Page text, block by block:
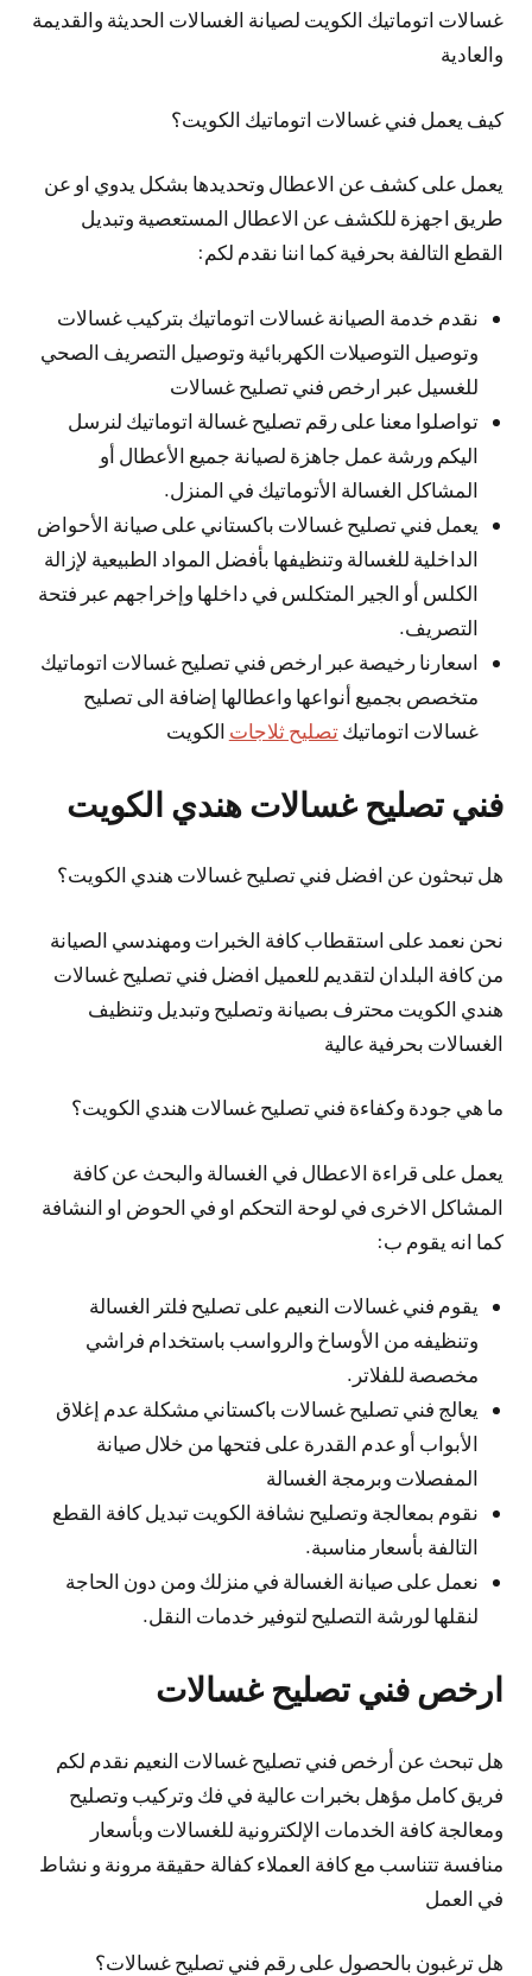
غسالات اتوماتيك الكويت لصيانة الغسالات الحديثة والقديمة
والعادية
كيف يعمل فني غسالات اتوماتيك الكويت؟
يعمل على كشف عن الاعطال وتحديدها بشكل يدوي او عن
طريق اجهزة للكشف عن الاعطال المستعصية وتبديل
القطع التالفة بحرفية كما اننا نقدم لكم:
نقدم خدمة الصيانة غسالات اتوماتيك بتركيب غسالات
وتوصيل التوصيلات الكهربائية وتوصيل التصريف الصحي
للغسيل عبر ارخص فني تصليح غسالات
تواصلوا معنا على رقم تصليح غسالة اتوماتيك لنرسل
اليكم ورشة عمل جاهزة لصيانة جميع الأعطال أو
المشاكل الغسالة الأتوماتيك في المنزل.
يعمل فني تصليح غسالات باكستاني على صيانة الأحواض
الداخلية للغسالة وتنظيفها بأفضل المواد الطبيعية لإزالة
الكلس أو الجير المتكلس في داخلها وإخراجهم عبر فتحة
التصريف.
اسعارنا رخيصة عبر ارخص فني تصليح غسالات اتوماتيك
متخصص بجميع أنواعها واعطالها إضافة الى تصليح
غسالات اتوماتيكتصليح ثلاجات الكويت
فني تصليح غسالات هندي الكويت
هل تبحثون عن افضل فني تصليح غسالات هندي الكويت؟
نحن نعمد على استقطاب كافة الخبرات ومهندسي الصيانة
من كافة البلدان لتقديم للعميل افضل فني تصليح غسالات
هندي الكويت محترف بصيانة وتصليح وتبديل وتنظيف
الغسالات بحرفية عالية
ما هي جودة وكفاءة فني تصليح غسالات هندي الكويت؟
يعمل على قراءة الاعطال في الغسالة والبحث عن كافة
المشاكل الاخرى في لوحة التحكم او في الحوض او النشافة
كما انه يقوم ب:
يقوم فني غسالات النعيم على تصليح فلتر الغسالة
وتنظيفه من الأوساخ والرواسب باستخدام فراشي
مخصصة للفلاتر.
يعالج فني تصليح غسالات باكستاني مشكلة عدم إغلاق
الأبواب أو عدم القدرة على فتحها من خلال صيانة
المفصلات وبرمجة الغسالة
نقوم بمعالجة وتصليح نشافة الكويت تبديل كافة القطع
التالفة بأسعار مناسبة.
نعمل على صيانة الغسالة في منزلك ومن دون الحاجة
لنقلها لورشة التصليح لتوفير خدمات النقل.
ارخص فني تصليح غسالات
هل تبحث عن أرخص فني تصليح غسالات النعيم نقدم لكم
فريق كامل مؤهل بخبرات عالية في فك وتركيب وتصليح
ومعالجة كافة الخدمات الإلكترونية للغسالات وبأسعار
منافسة تتناسب مع كافة العملاء كفالة حقيقة مرونة و نشاط
في العمل
هل ترغبون بالحصول على رقم فني تصليح غسالات؟